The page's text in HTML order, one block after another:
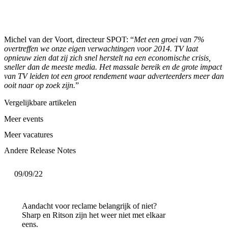
Michel van der Voort, directeur SPOT: “Met een groei van 7%
overtreffen we onze eigen verwachtingen voor 2014. TV laat
opnieuw zien dat zij zich snel herstelt na een economische crisis,
sneller dan de meeste media. Het massale bereik en de grote impact
van TV leiden tot een groot rendement waar adverteerders meer dan
ooit naar op zoek zijn.”
Vergelijkbare artikelen
Meer events
Meer vacatures
Andere Release Notes
09/09/22
Aandacht voor reclame belangrijk of niet?
Sharp en Ritson zijn het weer niet met elkaar
eens.